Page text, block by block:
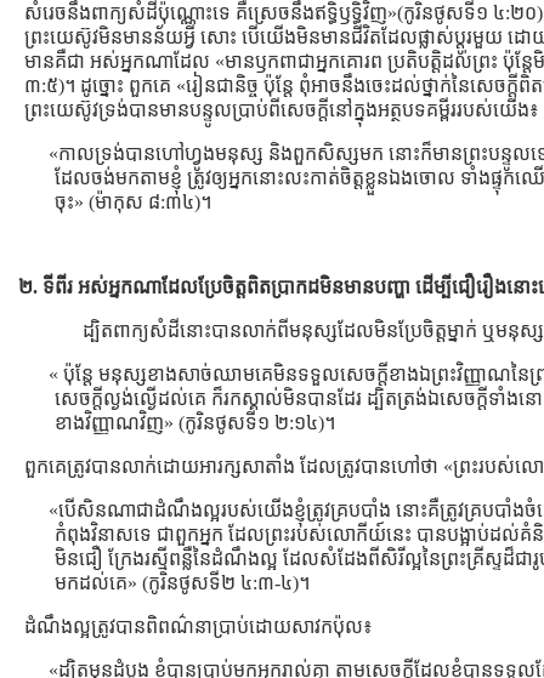
សំរេចនឹងពាក្យសំដីប៉ុណ្ណោះទេ គឺស្រេចនឹងឥទ្ធិឫទ្ធិវិញ»(កូរិនថូសទី១ ៤:
ព្រះយេស៊ូវមិនមានន័យអ្វី សោះ បើយើងមិនមានជីវិតដែលផ្លាស់ប្ដូរមួយ
មានគឺជា អស់អ្នកណាដែល «មានឫកពាជាអ្នកគោរព ប្រតិបត្តិដល់ព្រះ ប៉ុន្ត
៣:៥)។ ដូច្នោះ ពួកគេ «រៀនជានិច្ច ប៉ុន្តែ ពុំអាចនឹងចេះដល់ថ្នាក់នៃសេ
ព្រះយេស៊ូវទ្រង់បានមានបន្ទូលប្រាប់ពីសេចក្ដីនៅក្នុងអត្ថបទគម្ពីររបស់យើង៖
«កាលទ្រង់បានហៅហ្វូងមនុស្ស និងពួកសិស្សមក នោះក៏មានព្រះបន្ទូលទ
ដែលចង់មកតាមខ្ញុំ ត្រូវឲ្យអ្នកនោះលះកាត់ចិត្តខ្លួនឯងចោល ទាំងផ្ទុកឈើ
ចុះ» (ម៉ាកុស ៨:៣៤)។
២. ទីពីរ អស់អ្នកណាដែលប្រែចិត្ដពិតប្រាកដមិនមានបញ្ហា ដើម្បីជឿរឿងនោះ
ដ្បិតពាក្យសំដីនោះបានលាក់ពីមនុស្សដែលមិនប្រែចិត្ដម្នាក់ ឬមនុ
« ប៉ុន្តែ មនុស្សខាងសាច់ឈាមគេមិនទទួលសេចក្តីខាងឯព្រះវិញ្ញាណនៃព្រ
សេចក្តីល្ងង់ល្ងើដល់គេ ក៏រកស្គាល់មិនបានដែរ ដ្បិតត្រង់ឯសេចក្តីទាំង
ខាងវិញ្ញាណវិញ» (កូរិនថូសទី១ ២:១៤)។
ពួកគេត្រូវបានលាក់ដោយអារក្សសាតាំង ដែលត្រូវបានហៅថា «ព្រះរបស់ល
«បើសិនណាជាដំណឹងល្អរបស់យើងខ្ញុំត្រូវគ្របបាំង នោះគឺត្រូវគ្របបាំងចំ
កំពុងវិនាសទេ ជាពួកអ្នក ដែលព្រះរបស់លោកីយ៍នេះ បានបង្អាប់ដល់គំ
មិនជឿ ក្រែងរស្មីពន្លឺនៃដំណឹងល្អ ដែលសំដែងពីសិរីល្អនៃព្រះគ្រីស្ទដ៏ជារូប
មកដល់គេ» (កូរិនថូសទី២ ៤:៣-៤)។
ដំណឹងល្អត្រូវបានពិពណ៌នាប្រាប់ដោយសាវកប៉ុល៖
«ដ្បិតមុនដំបូង ខ្ញុំបានប្រាប់មកអ្នករាល់គ្នា តាមសេចក្តីដែលខ្ញុំបានទទួលដ